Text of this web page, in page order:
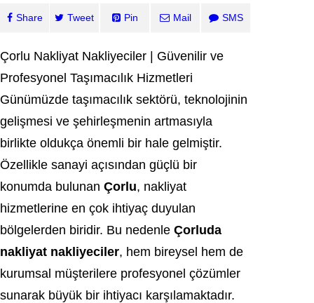
Share Tweet Pin Mail SMS
Çorlu Nakliyat Nakliyeciler | Güvenilir ve
Profesyonel Taşımacılık Hizmetleri
Günümüzde taşımacılık sektörü, teknolojinin
gelişmesi ve şehirleşmenin artmasıyla
birlikte oldukça önemli bir hale gelmiştir.
Özellikle sanayi açısından güçlü bir
konumda bulunan Çorlu, nakliyat
hizmetlerine en çok ihtiyaç duyulan
bölgelerden biridir. Bu nedenle Çorluda
nakliyat nakliyeciler, hem bireysel hem de
kurumsal müşterilere profesyonel çözümler
sunarak büyük bir ihtiyacı karşılamaktadır.